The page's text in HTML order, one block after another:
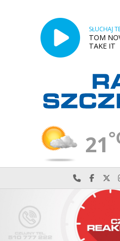
SŁUCHAJ
TOM
TAKE IT
21
Najlepiej